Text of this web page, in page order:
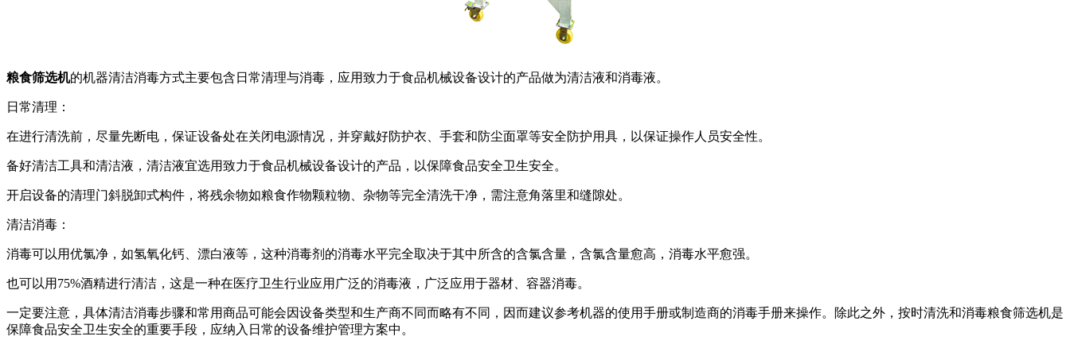
粮食筛选机的机器清洁消毒方式主要包含日常清理与消毒，应用致力于食品机械设备设计的产品做为清洁液和消毒液。
日常清理：
在进行清洗前，尽量先断电，保证设备处在关闭电源情况，并穿戴好防护衣、手套和防尘面罩等安全防护用具，以保证操作人员安全性。
备好清洁工具和清洁液，清洁液宜选用致力于食品机械设备设计的产品，以保障食品安全卫生安全。
开启设备的清理门斜脱卸式构件，将残余物如粮食作物颗粒物、杂物等完全清洗干净，需注意角落里和缝隙处。
清洁消毒：
消毒可以用优氯净，如氢氧化钙、漂白液等，这种消毒剂的消毒水平完全取决于其中所含的含氯含量，含氯含量愈高，消毒水平愈强。
也可以用75%酒精进行清洁，这是一种在医疗卫生行业应用广泛的消毒液，广泛应用于器材、容器消毒。
一定要注意，具体清洁消毒步骤和常用商品可能会因设备类型和生产商不同而略有不同，因而建议参考机器的使用手册或制造商的消毒手册来操作。除此之外，按时清洗和消毒粮食筛选机是
保障食品安全卫生安全的重要手段，应纳入日常的设备维护管理方案中。